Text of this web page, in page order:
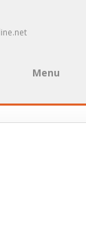
Menu